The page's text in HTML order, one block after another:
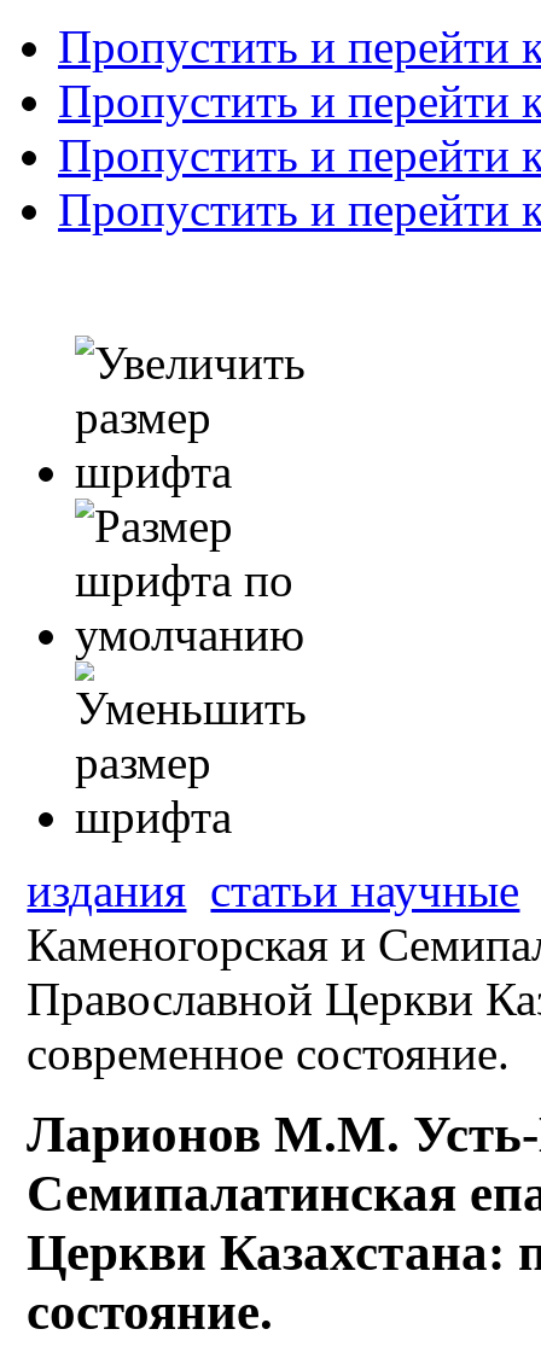
Пропустить и перейти
Пропустить и перейти
Пропустить и перейти
Пропустить и перейти
издания статьи научные
Каменогорская и
Православной Церкви
современное состояние.
Ларионов М.М. Усть-
Семипалатинская
Церкви Казахстана:
состояние.